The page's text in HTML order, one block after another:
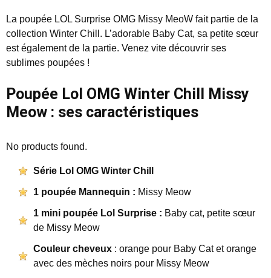
La poupée LOL Surprise OMG Missy MeoW fait partie de la
collection Winter Chill. L’adorable Baby Cat, sa petite sœur
est également de la partie. Venez vite découvrir ses
sublimes poupées !
Poupée Lol OMG Winter Chill Missy
Meow : ses caractéristiques
No products found.
Série Lol OMG Winter Chill
1 poupée Mannequin : Missy Meow
1 mini poupée Lol Surprise : Baby cat, petite sœur
de Missy Meow
Couleur cheveux : orange pour Baby Cat et orange
avec des mèches noirs pour Missy Meow